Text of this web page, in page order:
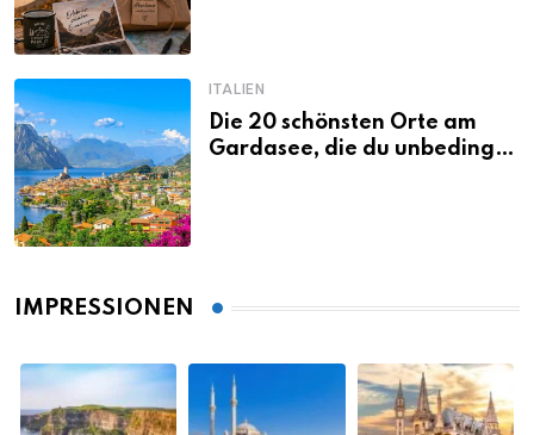
ITALIEN
Die 20 schönsten Orte am
Gardasee, die du unbedingt
IMPRESSIONEN